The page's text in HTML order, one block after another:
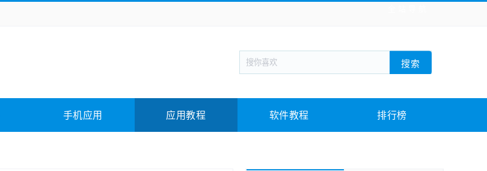
新闻阅读 旅游出行 生活实用
回合网游 战棋游戏 枪战射击
应用软件 影音软件 插件下载 教育教学 游戏娱乐 系统软件 素材下载
搜索
手机应用 应用教程 软件教程 排行榜